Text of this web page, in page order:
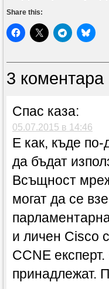
Share this:
3 коментара
Спас каза:
05.07.2015 в 14:46
Е как, къде
да бъдат
Всъщност
могат да се
и личен Cisco
CCNE
принадлежат.